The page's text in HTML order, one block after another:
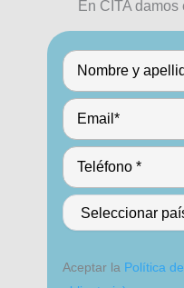
En CITA
Aceptar la Política